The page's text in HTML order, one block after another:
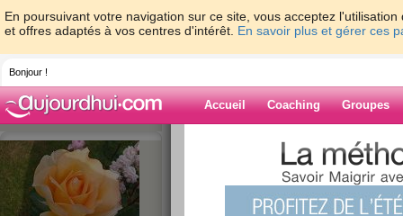
En poursuivant votre navigation sur ce site, vous acceptez
et offres adaptés à vos centres d'intérêt. En savoir plus et gérer ces
Bonjour !
Accueil Coaching Groupes
> > Petit
Blog de faf51